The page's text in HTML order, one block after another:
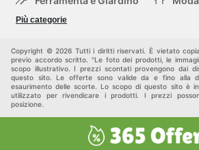
Bambini e Neonati
Più categorie
Copyright © 2026 Tutti i diritti riservati. È vietato
previo accordo scritto. "Le foto dei prodotti, le
scopo illustrativo. I prezzi scontati provengono dai
questo sito. Le offerte sono valide da e fino alla
esaurimento delle scorte. Lo scopo di questo sito è
utilizzato per rivendicare i prodotti. I prezzi
posizione.